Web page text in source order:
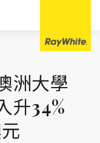
洲大學
升34%